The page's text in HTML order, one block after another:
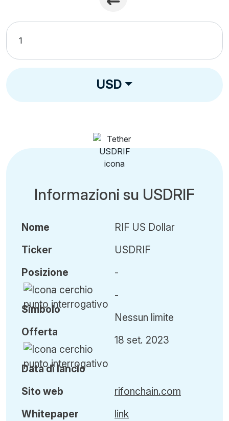
USD
Informazioni su USDRIF
Nome
Ticker
Posizione
Simbolo
Offerta
Data di lancio
RIF US Dollar
USDRIF
-
-
Nessun limite
18 set. 2023
Sito web
Whitepaper
rifonchain.com
link